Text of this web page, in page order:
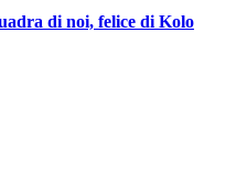
di noi, felice di Kolo